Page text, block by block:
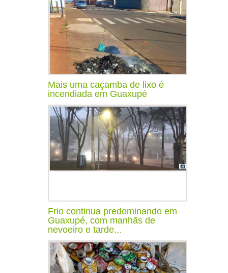
Mais uma caçamba de lixo é
incendiada em Guaxupé
Frio continua predominando em
Guaxupé, com manhãs de
nevoeiro e tarde...